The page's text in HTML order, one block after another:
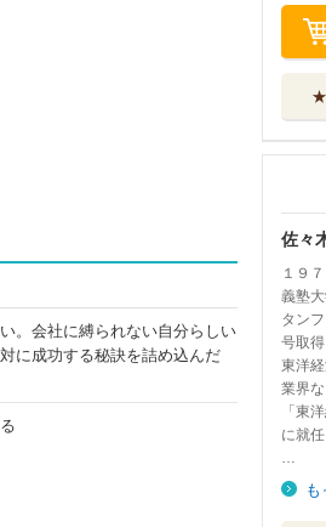
。会社に縛られない自分らしい
に成功する秘訣を詰め込んだ
★
佐々
１９
義塾
タン
号取
東洋
業界
「東
に就
…
も